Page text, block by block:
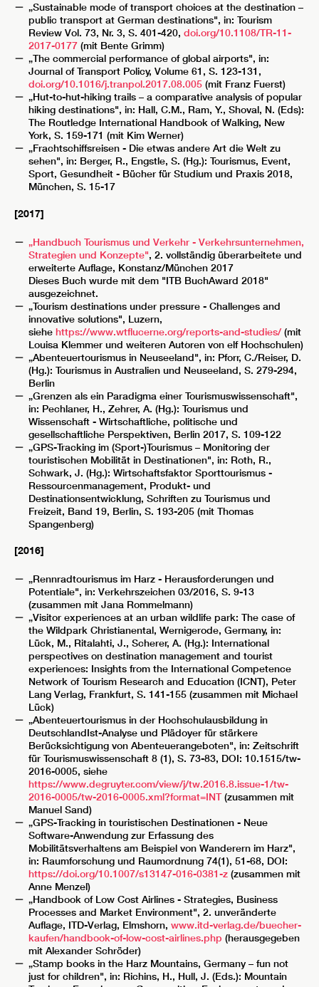
„Sustainable mode of transport choices at the destination –
public transport at German destinations", in: Tourism
Review Vol. 73, Nr. 3, S. 401-420, doi.org/10.1108/TR-11-
2017-0177(mit Bente Grimm)
„The commercial performance of global airports", in:
Journal of Transport Policy, Volume 61, S. 123-131,
doi.org/10.1016/j.tranpol.2017.08.005(mit Franz Fuerst)
„Hut-to-hut-hiking trails – a comparative analysis of popular
hiking destinations", in: Hall, C.M., Ram, Y., Shoval, N. (Eds):
The Routledge International Handbook of Walking, New
York, S. 159-171 (mit Kim Werner)
„Frachtschiffsreisen - Die etwas andere Art die Welt zu
sehen", in: Berger, R., Engstle, S. (Hg.): Tourismus, Event,
Sport, Gesundheit - Bücher für Studium und Praxis 2018,
München, S. 15-17
[2017]
„Handbuch Tourismus und Verkehr - Verkehrsunternehmen,
Strategien und Konzepte", 2. vollständig überarbeitete und
erweiterte Auflage, Konstanz/München 2017
Dieses Buch wurde mit dem "ITB BuchAward 2018"
ausgezeichnet.
„Tourism destinations under pressure - Challenges and
innovative solutions", Luzern,
siehe https://www.wtflucerne.org/reports-and-studies/(mit
Louisa Klemmer und weiteren Autoren von elf Hochschulen)
„Abenteuertourismus in Neuseeland", in: Pforr, C./Reiser, D.
(Hg.): Tourismus in Australien und Neuseeland, S. 279-294,
Berlin
„Grenzen als ein Paradigma einer Tourismuswissenschaft",
in: Pechlaner, H., Zehrer, A. (Hg.): Tourismus und
Wissenschaft - Wirtschaftliche, politische und
gesellschaftliche Perspektiven, Berlin 2017, S. 109-122
„GPS-Tracking im (Sport-)Tourismus – Monitoring der
touristischen Mobilität in Destinationen", in: Roth, R.,
Schwark, J. (Hg.): Wirtschaftsfaktor Sporttourismus -
Ressourcenmanagement, Produkt- und
Destinationsentwicklung, Schriften zu Tourismus und
Freizeit, Band 19, Berlin, S. 193-205 (mit Thomas
Spangenberg)
[2016]
„Rennradtourismus im Harz - Herausforderungen und
Potentiale", in: Verkehrszeichen 03/2016, S. 9-13
(zusammen mit Jana Rommelmann)
„Visitor experiences at an urban wildlife park: The case of
the Wildpark Christianental, Wernigerode, Germany, in:
Lück, M., Ritalahti, J., Scherer, A. (Hg.): International
perspectives on destination management and tourist
experiences: Insights from the International Competence
Network of Tourism Research and Education (ICNT), Peter
Lang Verlag, Frankfurt, S. 141-155 (zusammen mit Michael
Lück)
„Abenteuertourismus in der Hochschulausbildung in
DeutschlandIst-Analyse und Plädoyer für stärkere
Berücksichtigung von Abenteuerangeboten", in: Zeitschrift
für Tourismuswissenschaft 8 (1), S. 73-83, DOI: 10.1515/tw-
2016-0005, siehe
https://www.degruyter.com/view/j/tw.2016.8.issue-1/tw-
2016-0005/tw-2016-0005.xml?format=INT(zusammen mit
Manuel Sand)
„GPS-Tracking in touristischen Destinationen - Neue
Software-Anwendung zur Erfassung des
Mobilitätsverhaltens am Beispiel von Wanderern im Harz",
in: Raumforschung und Raumordnung 74(1), 51-68, DOI:
https://doi.org/10.1007/s13147-016-0381-z(zusammen mit
Anne Menzel)
„Handbook of Low Cost Airlines - Strategies, Business
Processes and Market Environment", 2. unveränderte
Auflage, ITD-Verlag, Elmshorn, www.itd-verlag.de/buecher-
kaufen/handbook-of-low-cost-airlines.php (herausgegeben
mit Alexander Schröder)
„Stamp books in the Harz Mountains, Germany – fun not
just for children", in: Richins, H., Hull, J. (Eds.): Mountain